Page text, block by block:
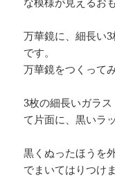
万華鏡に、細長い
です。
万華鏡をつくって
3枚の細長いガラ
て片面に、黒いラ
黒くぬったほうを
でまいてはりつけま